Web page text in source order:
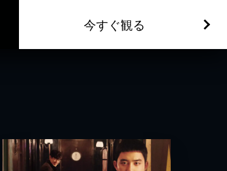
今すぐ観る